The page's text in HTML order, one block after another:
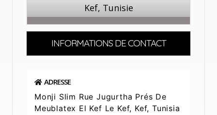
Kef, Tunisie
INFORMATIONS DE CONTACT
ADRESSE
Monji Slim Rue Jugurtha Prés De
Meublatex El Kef Le Kef, Kef, Tunisia